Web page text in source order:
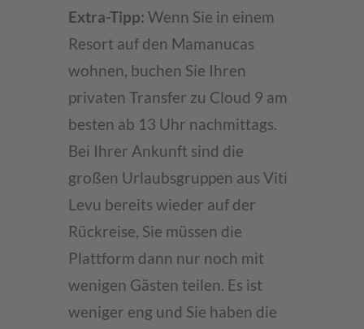
Extra-Tipp: Wenn Sie in einem
Resort auf den Mamanucas
wohnen, buchen Sie Ihren
privaten Transfer zu Cloud 9 am
besten ab 13 Uhr nachmittags.
Bei Ihrer Ankunft sind die
großen Urlaubsgruppen aus Viti
Levu bereits wieder auf der
Rückreise, Sie müssen die
Plattform dann nur noch mit
wenigen Gästen teilen. Es ist
weniger eng und Sie haben die